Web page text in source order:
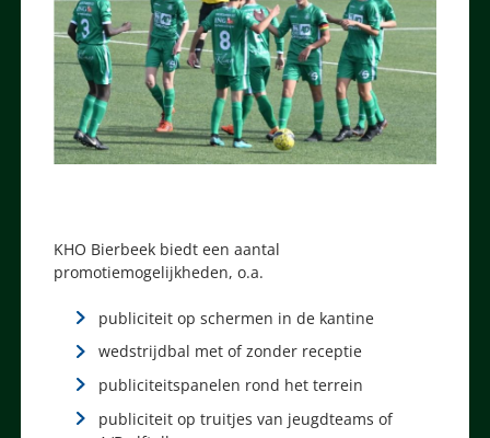
KHO Bierbeek biedt een aantal
promotiemogelijkheden, o.a.
publiciteit op schermen in de kantine
wedstrijdbal met of zonder receptie
publiciteitspanelen rond het terrein
publiciteit op truitjes van jeugdteams of